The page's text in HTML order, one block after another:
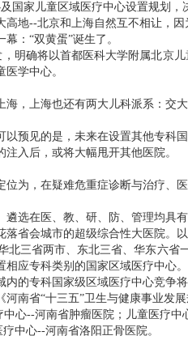
家儿童区域医疗中心设置规划，
地--北京和上海自然互不相让，因
：“双黄蛋”诞生了。
明确将以首都医科大学附属北
学中心。
，上海也还有两大儿科派系：
预见的是，未来在设置其他专科
入后，或将大幅甩开其他医院。
为，在疑难危重症诊断与治疗
选在医、教、研、防、管理均具
省会城市的超级综合性大医院。
三省两市、东北三省、华东六
应专科类别的国家区域医疗中心。
的专科国家级区域医疗中心竞争将
南省“十三五”卫生与健康事业发
心--河南省肿瘤医院；儿童医疗
中心--河南省洛阳正骨医院。